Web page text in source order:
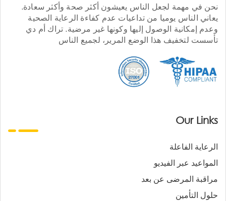
نحن في مهمة لجعل الناس يعيشون أكثر صحة وأكثر سعادة.
يعاني الناس يوميا من تداعيات عدم كفاءة الرعاية الصحية
وعدم إمكانية الوصول إليها وكونها غير مرضية. تراك أم دي
تأسست لتخفيف هذا الوضع المرير، لجميع الناس
Our Links
الرعاية الفاعلة
المواعيد عبر الفيديو
مراقبة المرضى عن بعد
حلول التأمين